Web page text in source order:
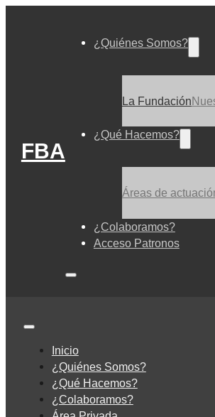
FBA
¿Quiénes Somos?
La Fundación
¿Qué Hacemos?
Áreas de
¿Colaboramos?
Acceso Patronos
Inicio
¿Quiénes Somos?
¿Qué Hacemos?
¿Colaboramos?